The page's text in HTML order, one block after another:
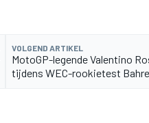
VOLGEND ARTIKEL
MotoGP-legende Valentino
tijdens WEC-rookietest